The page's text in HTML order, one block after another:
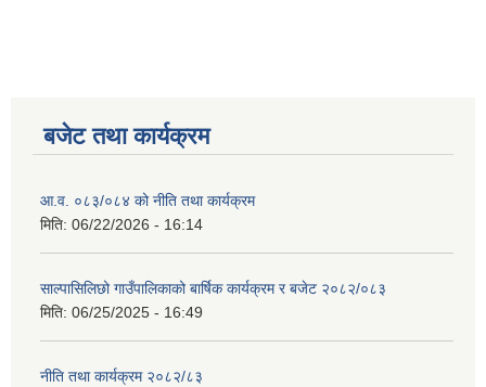
बजेट तथा कार्यक्रम
आ.व. ०८३/०८४ को नीति तथा कार्यक्रम
मिति: 06/22/2026 - 16:14
साल्पासिलिछो गाउँपालिकाको बार्षिक कार्यक्रम र बजेट २०८२/०८३
मिति: 06/25/2025 - 16:49
नीति तथा कार्यक्रम २०८२/८३